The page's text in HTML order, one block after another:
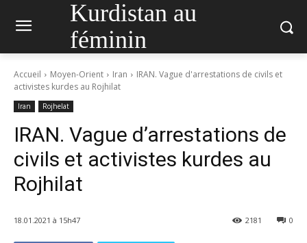
Kurdistan au
féminin
Accueil Moyen-Orient Iran
IRAN. Vague d'arrestations de civils et
activistes kurdes au Rojhilat
Iran Rojhelat
IRAN. Vague d’arrestations de
civils et activistes kurdes au
Rojhilat
18.01.2021 à 15h47 0
2181